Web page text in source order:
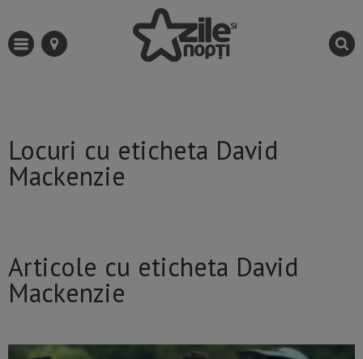
Locuri cu eticheta David
Mackenzie
Articole cu eticheta David
Mackenzie